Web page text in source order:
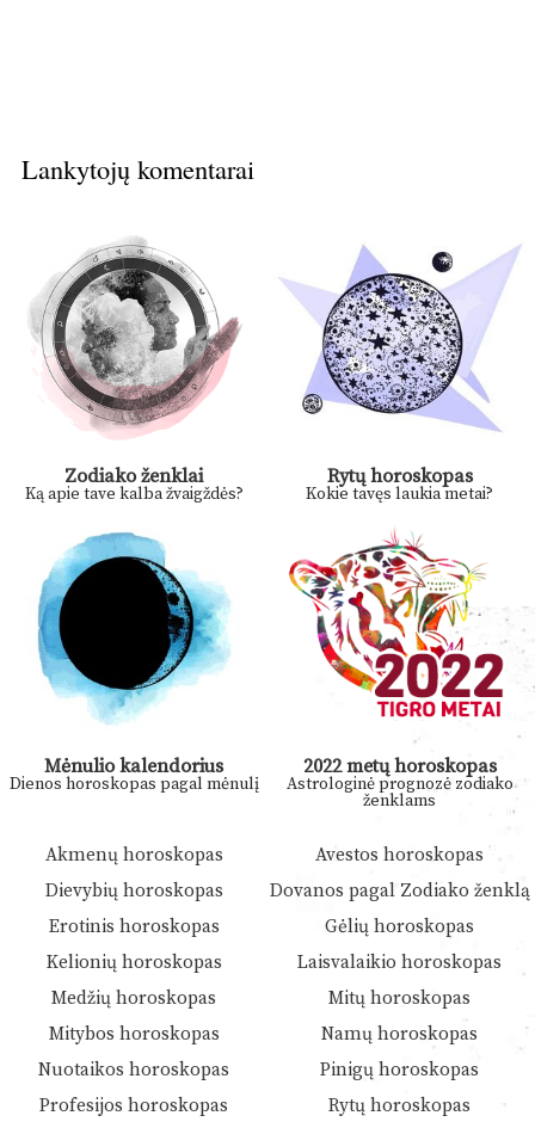
Lankytojų komentarai
Zodiako ženklai
Ką apie tave kalba žvaigždės?
Rytų horoskopas
Kokie tavęs laukia metai?
Mėnulio kalendorius
Dienos horoskopas pagal mėnulį
2022 metų horoskopas
Astrologinė prognozė zodiako
ženklams
Akmenų horoskopas
Avestos horoskopas
Dievybių horoskopas
Dovanos pagal Zodiako ženklą
Erotinis horoskopas
Gėlių horoskopas
Kelionių horoskopas
Laisvalaikio horoskopas
Medžių horoskopas
Mitų horoskopas
Mitybos horoskopas
Namų horoskopas
Nuotaikos horoskopas
Pinigų horoskopas
Profesijos horoskopas
Rytų horoskopas